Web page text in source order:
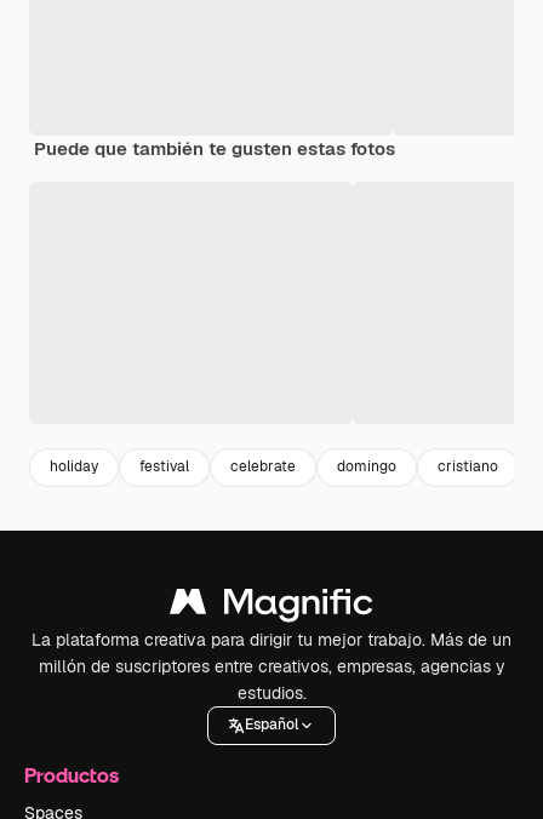
Puede que también te gusten estas fotos
holiday festival celebrate domingo cristiano
La plataforma creativa para dirigir tu mejor trabajo. Más de un
millón de suscriptores entre creativos, empresas, agencias y
estudios.
Español
Productos
Spaces